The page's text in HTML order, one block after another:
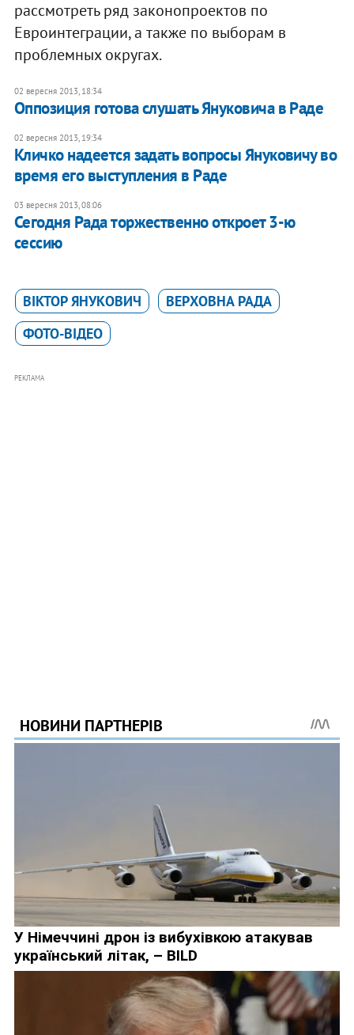
рассмотреть ряд законопроектов по
Евроинтеграции, а также по выборам в
проблемных округах.
02 вересня 2013, 18:34
Оппозиция готова слушать Януковича в Раде
02 вересня 2013, 19:34
Кличко надеется задать вопросы Януковичу во
время его выступления в Раде
03 вересня 2013, 08:06
Сегодня Рада торжественно откроет 3-ю
сессию
ВІКТОР ЯНУКОВИЧ
ВЕРХОВНА РАДА
ФОТО-ВІДЕО
РЕКЛАМА